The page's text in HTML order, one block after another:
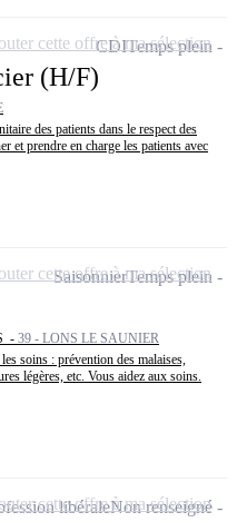
(H/F)
des patients dans le respect des
et prendre en charge les patients avec
CDITemps plein
cette offre à ma sélection
- 39 - LONS LE SAUNIER
soins : prévention des malaises,
légères, etc. Vous aidez aux soins.
SaisonnierTemps plein
cette offre à ma sélection
libéraleNon renseigné
cette offre à ma sélection